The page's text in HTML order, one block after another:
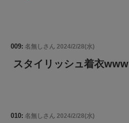
009: 名無しさん 2024/2/28(水)
スタイリッシュ着衣www
010: 名無しさん 2024/2/28(水)